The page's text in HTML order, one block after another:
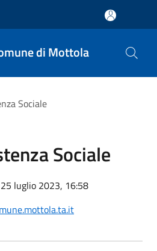
di Mottola
Sociale
Sociale
luglio 2023, 16:58